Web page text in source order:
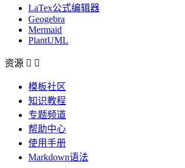
LaTex公式编辑器
Geogebra
Mermaid
PlantUML
资源  
模板社区
知识教程
专题频道
帮助中心
使用手册
Markdown语法